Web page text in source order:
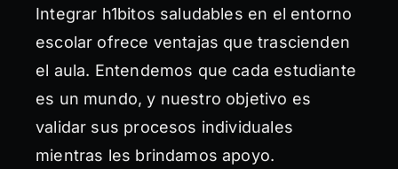
Integrar h1bitos saludables en el entorno
escolar ofrece ventajas que trascienden
el aula. Entendemos que cada estudiante
es un mundo, y nuestro objetivo es
validar sus procesos individuales
mientras les brindamos apoyo.